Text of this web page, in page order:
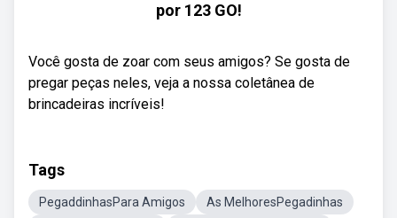
por 123 GO!
Você gosta de zoar com seus amigos? Se gosta de
pregar peças neles, veja a nossa coletânea de
brincadeiras incríveis!
Tags
PegaddinhasPara Amigos As MelhoresPegadinhas